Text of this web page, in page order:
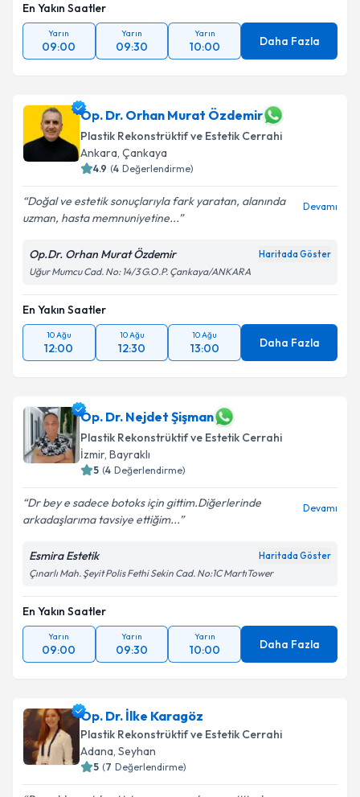
En Yakın Saatler
Yarın
09:00
Yarın
09:30
Yarın
10:00 Daha Fazla
Op. Dr. Orhan Murat Özdemir
Plastik Rekonstrüktif ve Estetik Cerrahi
Ankara, Çankaya
4.9 (4 Değerlendirme)
Doğal ve estetik sonuçlarıyla fark yaratan, alanında
uzman, hasta memnuniyetine...
Devamı
Op.Dr. Orhan Murat Özdemir Haritada Göster
Uğur Mumcu Cad. No: 14/3 G.O.P. Çankaya/ANKARA
En Yakın Saatler
10 Ağu
12:00
10 Ağu
12:30
10 Ağu
13:00 Daha Fazla
Op. Dr. Nejdet Şişman
Plastik Rekonstrüktif ve Estetik Cerrahi
İzmir, Bayraklı
5 (4 Değerlendirme)
Dr bey e sadece botoks için gittim.Diğerlerinde
arkadaşlarıma tavsiye ettiğim...
Devamı
Esmira Estetik Haritada Göster
Çınarlı Mah. Şeyit Polis Fethi Sekin Cad. No:1C MartıTower
En Yakın Saatler
Yarın
09:00
Yarın
09:30
Yarın
10:00 Daha Fazla
Op. Dr. İlke Karagöz
Plastik Rekonstrüktif ve Estetik Cerrahi
Adana, Seyhan
5 (7 Değerlendirme)